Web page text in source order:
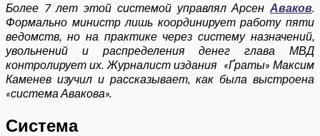
Более 7 лет этой системой управлял Арсен Аваков.
Формально министр лишь координирует работу пяти
ведомств, но на практике через систему назначений,
увольнений и распределения денег глава МВД
контролирует их. Журналист издания «Ґраты» Максим
Каменев изучил и рассказывает, как была выстроена
«система Авакова».
Система